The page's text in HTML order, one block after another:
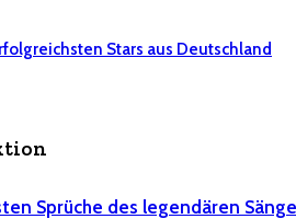
Stars aus Deutschland
Sprüche des legendären